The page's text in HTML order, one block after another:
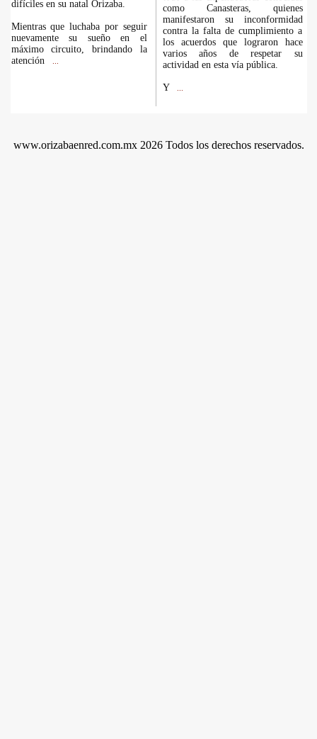
difíciles en su natal Orizaba.
Mientras que luchaba por seguir
nuevamente su sueño en el
máximo circuito, brindando la
atención
como Canasteras, quienes
manifestaron su inconformidad
contra la falta de cumplimiento a
los acuerdos que lograron hace
varios años de respetar su
actividad en esta vía pública.
Y
www.orizabaenred.com.mx 2026 Todos los derechos reservados.